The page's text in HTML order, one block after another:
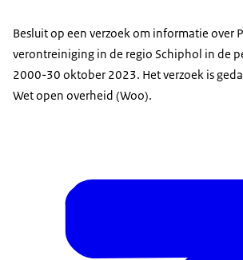
Besluit op een verzoek om informatie over
verontreiniging in de regio Schiphol in de
2000-30 oktober 2023. Het verzoek is
Wet open overheid (Woo).